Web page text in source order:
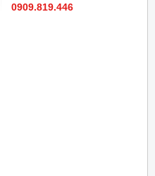
0909.819.446